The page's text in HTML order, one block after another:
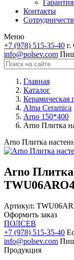
Контакты
Меню
+7 (978) 515-35-40 г.
info@polsev.com
Главная
Каталог
Керамическая
Alma Ceramica
Arno 150*400
Arno Плитка
Arno Плитка
Arno
Артикул:
Оформить заказ
ПОЛСЕВ
+7 (978) 515-35-40
info@polsev.com
Продукция